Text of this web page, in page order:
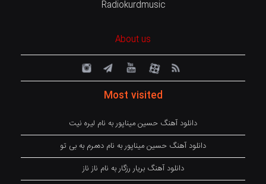
Radiokurdmusic
About us
Most visited
دانلود آهنگ حسین میناپور به نام لیره نیت
دانلود آهنگ حسین میناپور به نام دەمرم بە بی تو
دانلود آهنگ بریار رزگار به نام ناز ناز